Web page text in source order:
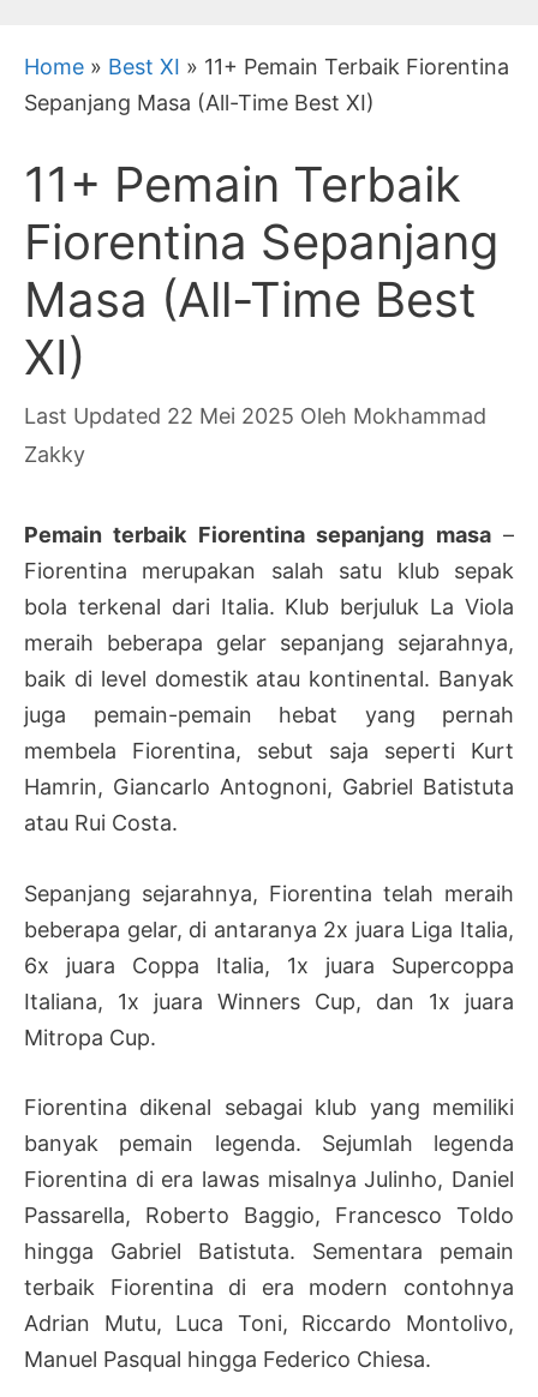
Home » Best XI » 11+ Pemain Terbaik Fiorentina
Sepanjang Masa (All-Time Best XI)
11+ Pemain Terbaik
Fiorentina Sepanjang
Masa (All-Time Best
XI)
22 Mei 2025 Oleh Mokhammad
Zakky
Pemain terbaik Fiorentina sepanjang masa–
Fiorentina merupakan salah satu klub sepak
bola terkenal dari Italia. Klub berjuluk La Viola
meraih beberapa gelar sepanjang sejarahnya,
baik di level domestik atau kontinental. Banyak
juga pemain-pemain hebat yang pernah
membela Fiorentina, sebut saja seperti Kurt
Hamrin, Giancarlo Antognoni, Gabriel Batistuta
atau Rui Costa.
Sepanjang sejarahnya, Fiorentina telah meraih
beberapa gelar, di antaranya 2x juara Liga Italia,
6x juara Coppa Italia, 1x juara Supercoppa
Italiana, 1x juara Winners Cup, dan 1x juara
Mitropa Cup.
Fiorentina dikenal sebagai klub yang memiliki
banyak pemain legenda. Sejumlah legenda
Fiorentina di era lawas misalnya Julinho, Daniel
Passarella, Roberto Baggio, Francesco Toldo
hingga Gabriel Batistuta. Sementara pemain
terbaik Fiorentina di era modern contohnya
Adrian Mutu, Luca Toni, Riccardo Montolivo,
Manuel Pasqual hingga Federico Chiesa.